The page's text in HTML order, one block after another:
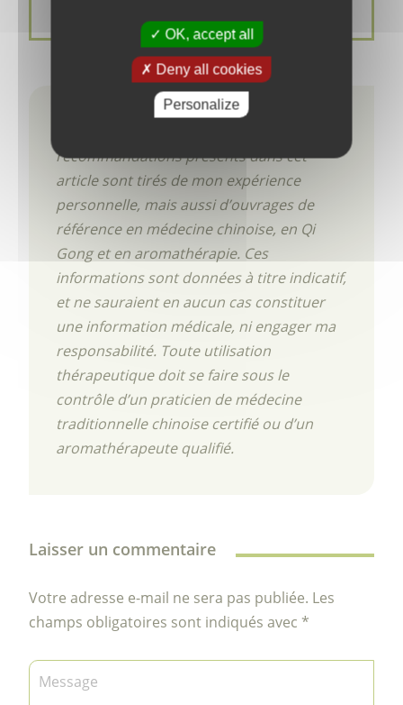
recommandations présents dans cet
article sont tirés de mon expérience
personnelle, mais aussi d’ouvrages de
référence en médecine chinoise, en Qi
Gong et en aromathérapie. Ces
informations sont données à titre indicatif,
et ne sauraient en aucun cas constituer
une information médicale, ni engager ma
responsabilité. Toute utilisation
thérapeutique doit se faire sous le
contrôle d’un praticien de médecine
traditionnelle chinoise certifié ou d’un
aromathérapeute qualifié.
Laisser un commentaire
Votre adresse e-mail ne sera pas publiée. Les
champs obligatoires sont indiqués avec *
OK, accept all
Deny all cookies
Personalize